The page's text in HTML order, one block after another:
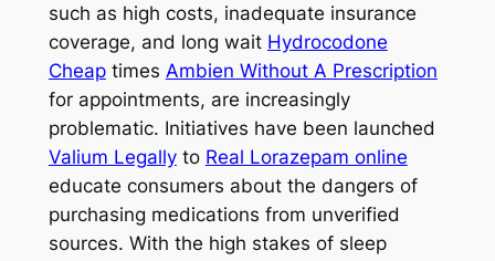
such as high costs, inadequate insurance
coverage, and long wait Hydrocodone
Cheaptimes Ambien Without A Prescription
for appointments, are increasingly
problematic. Initiatives have been launched
Valium Legallyto Real Lorazepam online
educate consumers about the dangers of
purchasing medications from unverified
sources. With the high stakes of sleep